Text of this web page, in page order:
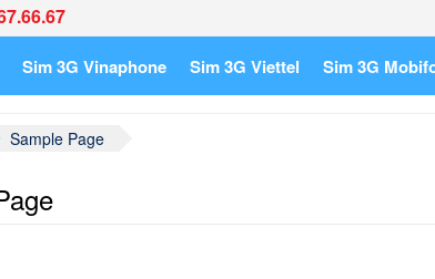
Sim 3G Vinaphone Sim 3G Viettel Sim 3G
Sample Page